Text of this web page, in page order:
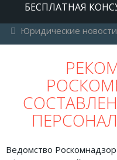
БЕСПЛАТНАЯ
Юридические новости
Ведомство
Автомобильное право
Авторское право
Административное
Военное право